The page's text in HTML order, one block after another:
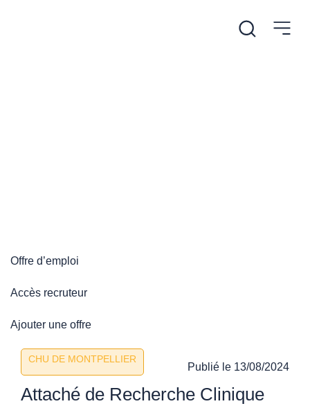
Offre d’emploi
Accès recruteur
Ajouter une offre
CHU DE MONTPELLIER
Publié le 13/08/2024
Attaché de Recherche Clinique